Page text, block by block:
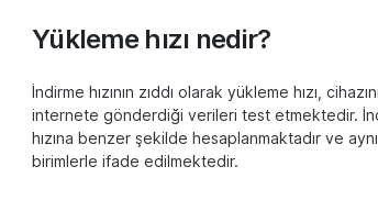
Yükleme hızı nedir?
İndirme hızının zıddı olarak yükleme hızı,
internete gönderdiği verileri test etmektedir.
hızına benzer şekilde hesaplanmaktadır ve aynı
birimlerle ifade edilmektedir.